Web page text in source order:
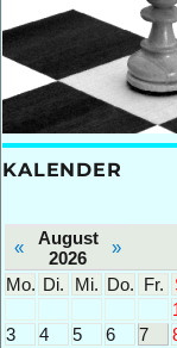
KALENDER
«
August
2026
»
Mo. Di. Mi. Do. Fr.
3
4 5 6 7